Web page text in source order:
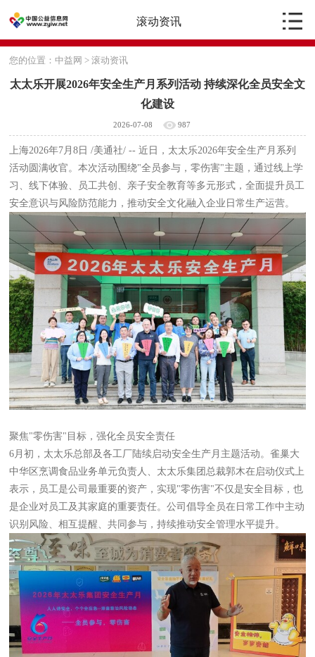
滚动资讯
您的位置：中益网 >滚动资讯
太太乐开展2026年安全生产月系列活动 持续深化全员安全文
化建设
2026-07-08 987
上海2026年7月8日 /美通社/ -- 近日，太太乐2026年安全生产月系列
活动圆满收官。本次活动围绕"全员参与，零伤害"主题，通过线上学
习、线下体验、员工共创、亲子安全教育等多元形式，全面提升员工
安全意识与风险防范能力，推动安全文化融入企业日常生产运营。
聚焦"零伤害"目标，强化全员安全责任
6月初，太太乐总部及各工厂陆续启动安全生产月主题活动。雀巢大
中华区烹调食品业务单元负责人、太太乐集团总裁郭木在启动仪式上
表示，员工是公司最重要的资产，实现"零伤害"不仅是安全目标，也
是企业对员工及其家庭的重要责任。公司倡导全员在日常工作中主动
识别风险、相互提醒、共同参与，持续推动安全管理水平提升。